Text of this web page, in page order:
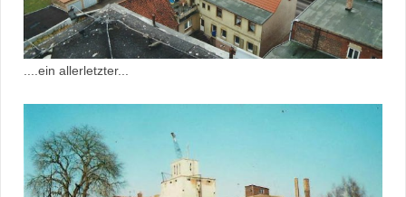
....ein allerletzter...